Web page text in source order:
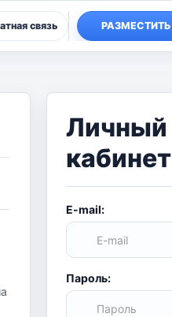
связь РАЗМЕСТИТЬ
Личный
кабинет
E-mail:
Пароль: